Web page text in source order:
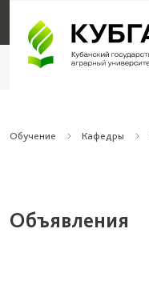
Обучение Кафедры
Объявления